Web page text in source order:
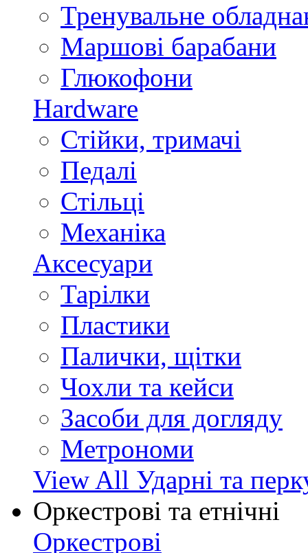
Тренувальне
Маршові барабани
Глюкофони
Hardware
Стійки, тримачі
Педалі
Стільці
Механіка
Аксесуари
Тарілки
Пластики
Палички, щітки
Чохли та кейси
Засоби для догляду
Метрономи
View All Ударні та
Оркестрові та етнічні
Оркестрові